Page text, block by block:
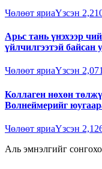
Чөлөөт яриаҮзсэн
Арьс тань үнэхээр
үйлчилгээтэй байсан
Чөлөөт яриаҮзсэн 2,071
Коллаген нөхөн
Волнеймерийг
Чөлөөт яриаҮзсэн
Аль эмнэлгийг